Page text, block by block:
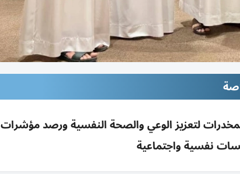
لتعزيز الوعي والصحة النفسية ورصد مؤشرات
نفسية واجتماعية